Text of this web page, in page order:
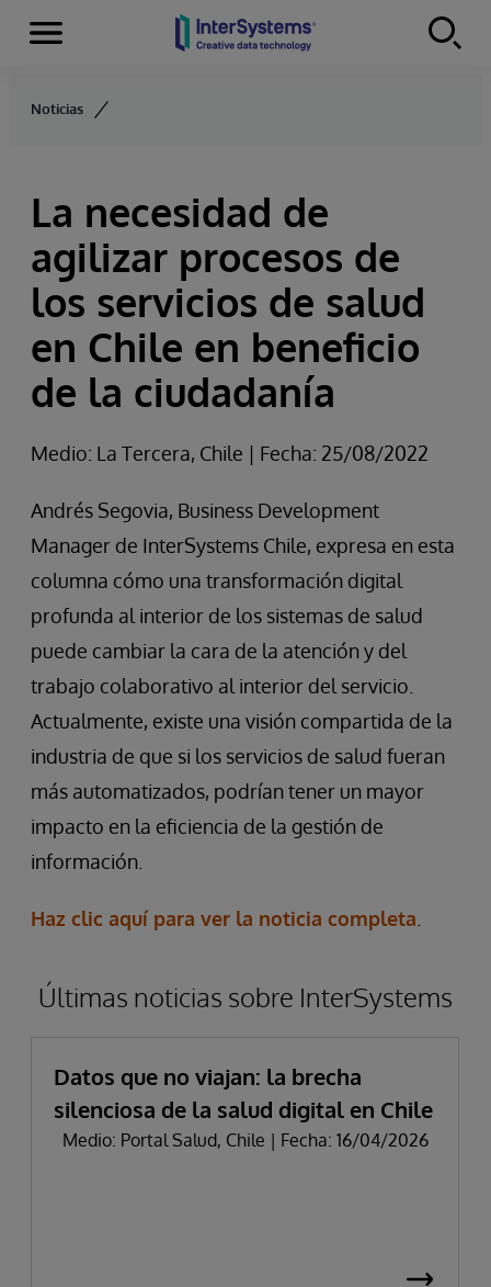
Skip to content
Secciones
Noticias
La necesidad de
agilizar procesos de
los servicios de salud
en Chile en beneficio
de la ciudadanía
Medio: La Tercera, Chile | Fecha: 25/08/2022
Andrés Segovia, Business Development
Manager de InterSystems Chile, expresa en esta
columna cómo una transformación digital
profunda al interior de los sistemas de salud
puede cambiar la cara de la atención y del
trabajo colaborativo al interior del servicio.
Actualmente, existe una visión compartida de la
industria de que si los servicios de salud fueran
más automatizados, podrían tener un mayor
impacto en la eficiencia de la gestión de
información.
Haz clic aquí para ver la noticia completa
Últimas noticias sobre InterSystems
Datos que no viajan: la brecha
silenciosa de la salud digital en Chile
Medio: Portal Salud, Chile | Fecha: 16/04/2026